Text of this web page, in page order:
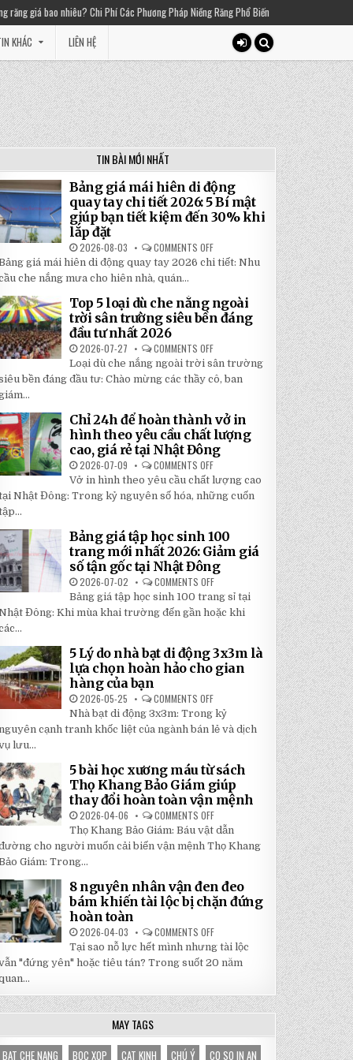
Các Phương Pháp Niềng Răng Phổ Biến 2025-03-01
Thiền chuông là gì?
KHÁC LIÊN HỆ
TIN BÀI MỚI NHẤT
Bảng giá mái hiên di động
quay tay chi tiết 2026: 5 Bí mật
giúp bạn tiết kiệm đến 30% khi
lắp đặt
2026-08-03 COMMENTS OFF
BẢNG
GIÁ
ĐỘNG
QUAY
TAY
5
BÍ
MẬT
KIỆM
ĐẾN
30%
KHI
LẮP
giá mái hiên di động quay tay 2026 chi tiết: Nhu
che nắng mưa cho hiên nhà, quán...
Top 5 loại dù che nắng ngoài
trời sân trường siêu bền đáng
đầu tư nhất 2026
2026-07-27 COMMENTS OFF
TOP
5
LOẠI
DÙ
NGOÀI
TRỜI
SÂN
TRƯỜNG
SIÊU
BỀN
ĐẦU
NHẤT
Loại dù che nắng ngoài trời sân trường
bền đáng đầu tư: Chào mừng các thầy cô, ban
Chỉ 24h để hoàn thành vở in
hình theo yêu cầu chất lượng
cao, giá rẻ tại Nhật Đông
2026-07-09 COMMENTS OFF
CHỈ
24H
ĐỂ
HOÀN
IN
HÌNH
THEO
YÊU
CẦU
CHẤT
CAO,
GIÁ
RẺ
Vở in hình theo yêu cầu chất lượng cao
Nhật Đông: Trong kỷ nguyên số hóa, những cuốn
Bảng giá tập học sinh 100
trang mới nhất 2026: Giảm giá
số tận gốc tại Nhật Đông
2026-07-02 COMMENTS OFF
BẢNG
GIÁ
TẬP
HỌC
TRANG
MỚI
NHẤT
2026:
TẬN
GỐC
TẠI
Bảng giá tập học sinh 100 trang sỉ tại
Đông: Khi mùa khai trường đến gần hoặc khi
5 Lý do nhà bạt di động 3x3m là
lựa chọn hoàn hảo cho gian
hàng của bạn
2026-05-25 COMMENTS OFF
5
LÝ
DO
NHÀ
ĐỘNG
3X3M
LÀ
LỰA
CHỌN
HOÀN
HẢO
CHO
GIAN
HÀNG
Nhà bạt di động 3x3m: Trong kỷ
cạnh tranh khốc liệt của ngành bán lẻ và dịch
lưu...
5 bài học xương máu từ sách
Thọ Khang Bảo Giám giúp
thay đổi hoàn toàn vận mệnh
2026-04-06 COMMENTS OFF
5
BÀI
HỌC
XƯƠNG
SÁCH
THỌ
KHANG
BẢO
ĐỔI
HOÀN
TOÀN
Thọ Khang Bảo Giám: Báu vật dẫn
cho người muốn cải biến vận mệnh Thọ Khang
Giám: Trong...
8 nguyên nhân vận đen đeo
bám khiến tài lộc bị chặn đứng
hoàn toàn
2026-04-03 COMMENTS OFF
NGUYÊN
NHÂN
VẬN
BÁM
KHIẾN
TÀI
BỊ
CHẶN
ĐỨNG
Tại sao nỗ lực hết mình nhưng tài lộc
"đứng yên" hoặc tiêu tán? Trong suốt 20 năm
MAY TAGS
BAT CHE NANG BOC XOP CAT KINH CHÚ Ý
CO SO IN AN